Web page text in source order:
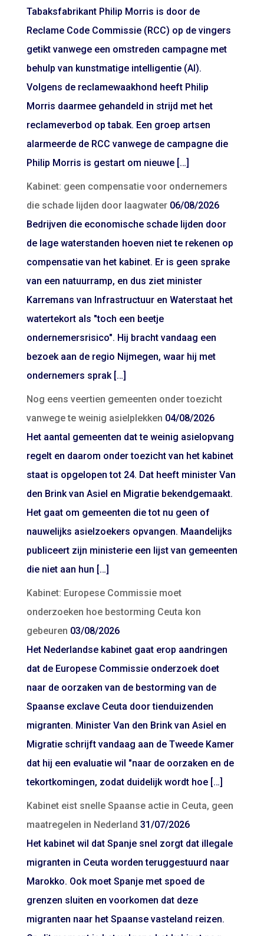
Tabaksfabrikant Philip Morris is door de
Reclame Code Commissie (RCC) op de vingers
getikt vanwege een omstreden campagne met
behulp van kunstmatige intelligentie (AI).
Volgens de reclamewaakhond heeft Philip
Morris daarmee gehandeld in strijd met het
reclameverbod op tabak. Een groep artsen
alarmeerde de RCC vanwege de campagne die
Philip Morris is gestart om nieuwe […]
Kabinet: geen compensatie voor ondernemers
die schade lijden door laagwater 06/08/2026
Bedrijven die economische schade lijden door
de lage waterstanden hoeven niet te rekenen op
compensatie van het kabinet. Er is geen sprake
van een natuurramp, en dus ziet minister
Karremans van Infrastructuur en Waterstaat het
watertekort als "toch een beetje
ondernemersrisico". Hij bracht vandaag een
bezoek aan de regio Nijmegen, waar hij met
ondernemers sprak […]
Nog eens veertien gemeenten onder toezicht
vanwege te weinig asielplekken 04/08/2026
Het aantal gemeenten dat te weinig asielopvang
regelt en daarom onder toezicht van het kabinet
staat is opgelopen tot 24. Dat heeft minister Van
den Brink van Asiel en Migratie bekendgemaakt.
Het gaat om gemeenten die tot nu geen of
nauwelijks asielzoekers opvangen. Maandelijks
publiceert zijn ministerie een lijst van gemeenten
die niet aan hun […]
Kabinet: Europese Commissie moet
onderzoeken hoe bestorming Ceuta kon
gebeuren 03/08/2026
Het Nederlandse kabinet gaat erop aandringen
dat de Europese Commissie onderzoek doet
naar de oorzaken van de bestorming van de
Spaanse exclave Ceuta door tienduizenden
migranten. Minister Van den Brink van Asiel en
Migratie schrijft vandaag aan de Tweede Kamer
dat hij een evaluatie wil "naar de oorzaken en de
tekortkomingen, zodat duidelijk wordt hoe […]
Kabinet eist snelle Spaanse actie in Ceuta, geen
maatregelen in Nederland 31/07/2026
Het kabinet wil dat Spanje snel zorgt dat illegale
migranten in Ceuta worden teruggestuurd naar
Marokko. Ook moet Spanje met spoed de
grenzen sluiten en voorkomen dat deze
migranten naar het Spaanse vasteland reizen.